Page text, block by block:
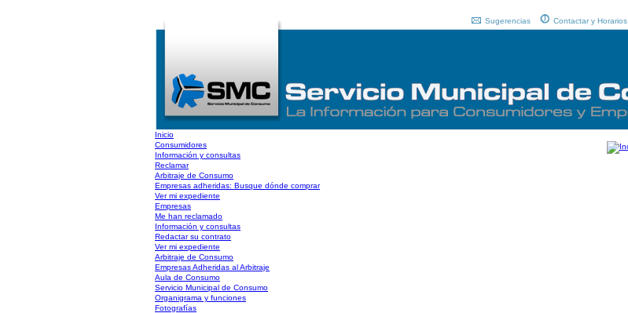
Contactar y Horarios
Sugerencias
Inicio
Consumidores
Información y consultas
Reclamar
Arbitraje de Consumo
Empresas adheridas: Busque dónde comprar
Ver mi expediente
Empresas
Me han reclamado
Información y consultas
Redactar su contrato
Ver mi expediente
Arbitraje de Consumo
Empresas Adheridas al Arbitraje
Aula de Consumo
Servicio Municipal de Consumo
Organigrama y funciones
Fotografías